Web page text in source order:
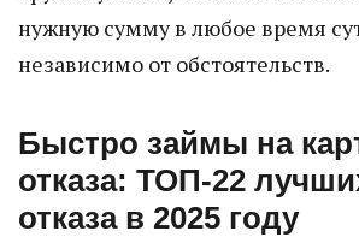
нужную сумму в любое время
независимо от обстоятельств.
Быстро займы на
отказа: ТОП-22
отказа в 2025 году